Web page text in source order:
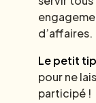
d’affaires.
Le petit
pour ne
participé !